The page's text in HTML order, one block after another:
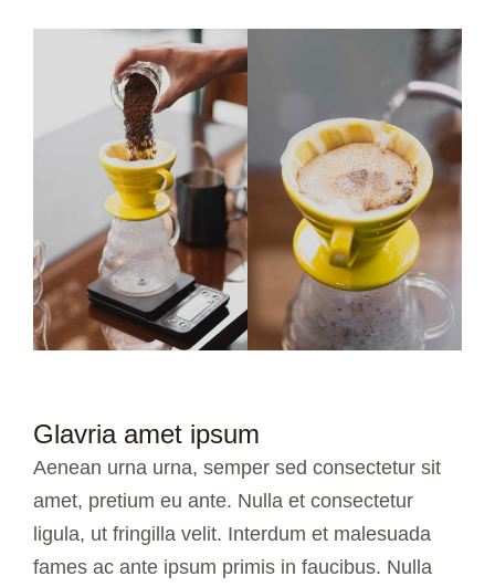
Glavria amet ipsum
Aenean urna urna, semper sed consectetur sit
amet, pretium eu ante. Nulla et consectetur
ligula, ut fringilla velit. Interdum et malesuada
fames ac ante ipsum primis in faucibus. Nulla